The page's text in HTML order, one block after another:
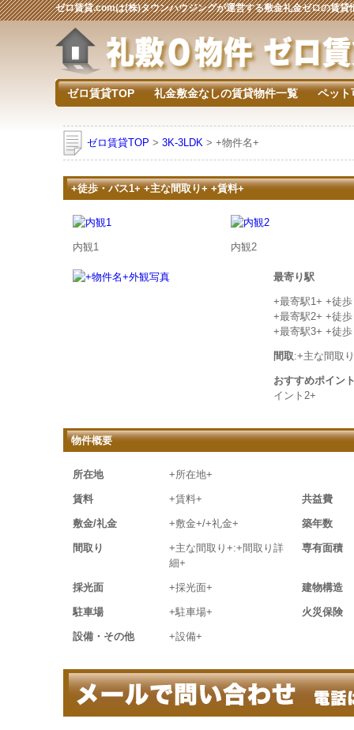
ゼロ賃貸.comは(株)タウンハウジングが運営する敷金礼金ゼロの賃貸
ゼロ賃貸TOP 礼金敷金なしの賃貸物件一覧 ペット
ゼロ賃貸TOP > 3K-3LDK > +物件名+
+徒歩・バス1+ +主な間取り+ +賃料+
内観1 内観2
最寄り駅
+最寄駅1+ +徒
+最寄駅2+ +徒
+最寄駅3+ +徒
間取:+主な間取
おすすめポイン
イント2+
物件概要
所在地 +所在地+
賃料 +賃料+ 共益費
敷金/礼金 +敷金+/+礼金+ 築年数
間取り
+主な間取り+:+間取り詳
細+
専有面積
採光面 +採光面+ 建物構造
駐車場 +駐車場+ 火災保険
設備・その他 +設備+